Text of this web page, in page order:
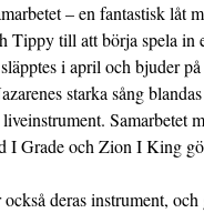
– en fantastisk låt
Tippy till att börja spela
i april och bjuder
starka sång
Samarbetet
I Grade och Zion I King
också deras instrument,